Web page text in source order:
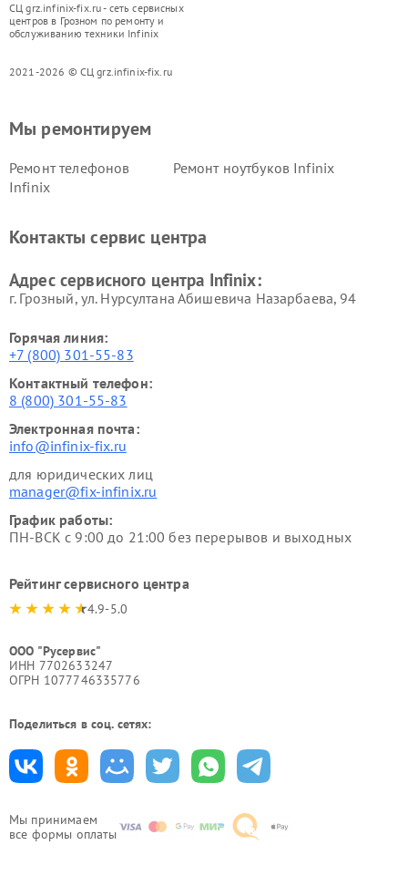
СЦ grz.infinix-fix.ru - сеть сервисных
центров в Грозном по ремонту и
обслуживанию техники Infinix
2021-2026 © СЦ grz.infinix-fix.ru
Мы принимаем
все формы оплаты
Мы ремонтируем
Ремонт телефонов
Infinix
Ремонт ноутбуков Infinix
Контакты сервис центра
Адрес сервисного центра Infinix:
г. Грозный, ул. Нурсултана Абишевича Назарбаева, 94
Горячая линия:
+7 (800) 301-55-83
Контактный телефон:
8 (800) 301-55-83
Электронная почта:
info@infinix-fix.ru
для юридических лиц
manager@fix-infinix.ru
График работы:
ПН-ВСК с 9:00 до 21:00 без перерывов и выходных
Рейтинг сервисного центра
4.9-5.0
ООО "Русервис"
ИНН 7702633247
ОГРН 1077746335776
Поделиться в соц. сетях: